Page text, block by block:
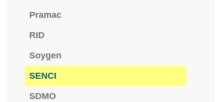
Pramac
RID
Soygen
SENCI
SDMO